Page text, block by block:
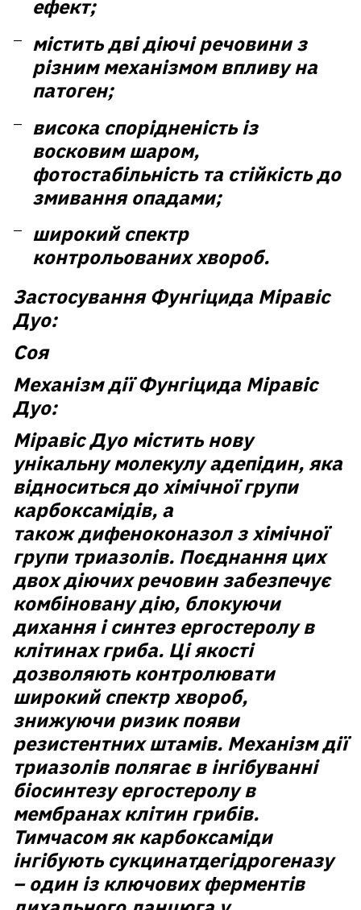
ефект;
містить дві діючі речовини з
різним механізмом впливу на
патоген;
висока спорідненість із
восковим шаром,
фотостабільність та стійкість до
змивання опадами;
широкий спектр
контрольованих хвороб.
Застосування Фунгіцида Міравіс
Дуо:
Соя
Механізм дії Фунгіцида Міравіс
Дуо:
Міравіс Дуомістить нову
унікальну молекулуадепідин, яка
відноситься до хімічної групи
карбоксамідів, а
такождифеноконазолз хімічної
групи триазолів. Поєднання цих
двох діючих речовин забезпечує
комбіновану дію, блокуючи
дихання і синтез ергостеролу в
клітинах гриба. Ці якості
дозволяють контролювати
широкий спектр хвороб,
знижуючи ризик появи
резистентних штамів. Механізм дії
триазолів полягає в інгібуванні
біосинтезу ергостеролу в
мембранах клітин грибів.
Тимчасом як карбоксаміди
інгібують сукцинатдегідрогеназу
– один із ключових ферментів